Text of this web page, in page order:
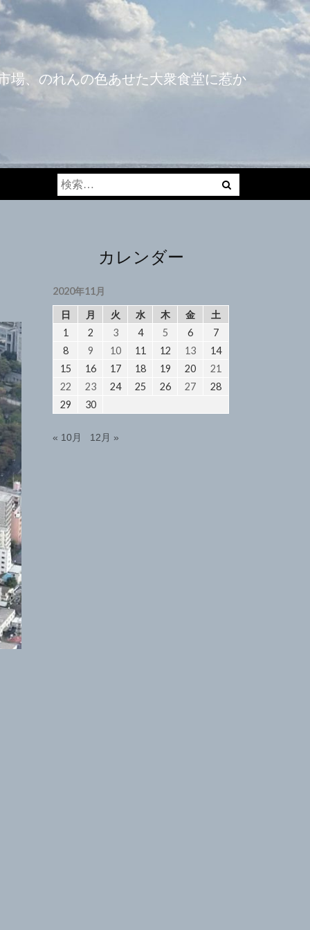
場、のれんの色あせた大衆食堂に惹か
検
索:
カレンダー
2020年11月
日
月 火 水 木 金
土
1
2 3 4 5 6
7
8
9 10 11 12 13
14
15
16 17 18 19 20
21
22
23 24 25 26 27
28
29
30
« 10月 12月 »